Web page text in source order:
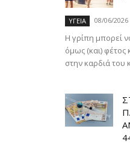
ΥΓΕΙΑ 08/06/2026
Η γρίπη μπορεί
όμως (και) φέτος
στην καρδιά του